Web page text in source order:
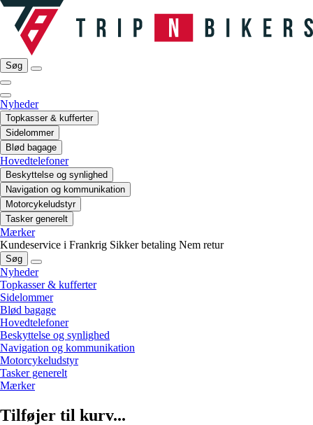
Søg
Nyheder
Topkasser & kufferter
Sidelommer
Blød bagage
Hovedtelefoner
Beskyttelse og synlighed
Navigation og kommunikation
Motorcykeludstyr
Tasker generelt
Mærker
Kundeservice i Frankrig Sikker betaling Nem retur
Søg
Nyheder
Topkasser & kufferter
Sidelommer
Blød bagage
Hovedtelefoner
Beskyttelse og synlighed
Navigation og kommunikation
Motorcykeludstyr
Tasker generelt
Mærker
Tilføjer til kurv...